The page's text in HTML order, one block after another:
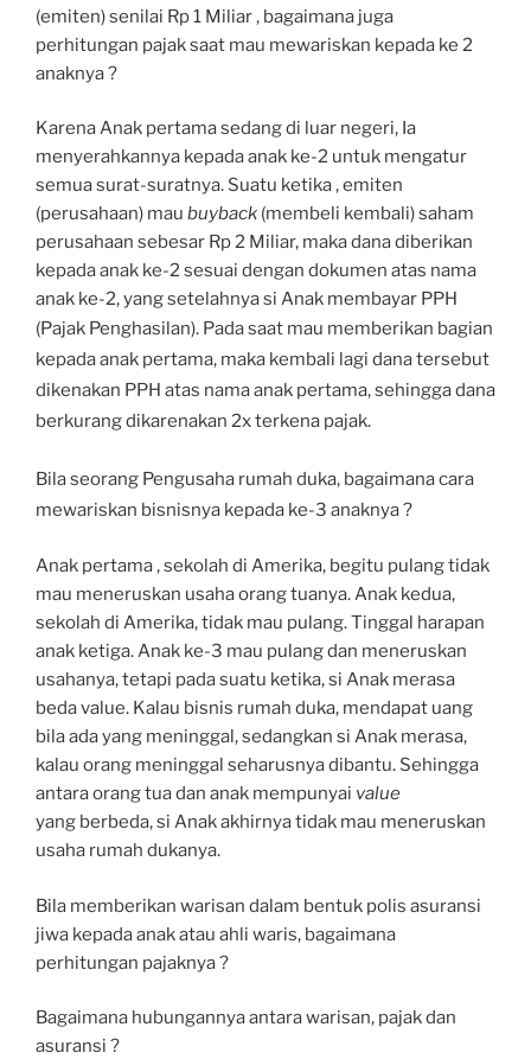
(emiten) senilai Rp 1 Miliar , bagaimana juga
perhitungan pajak saat mau mewariskan kepada ke 2
anaknya ?
Karena Anak pertama sedang di luar negeri, Ia
menyerahkannya kepada anak ke-2 untuk mengatur
semua surat-suratnya. Suatu ketika , emiten
(perusahaan) mau buyback (membeli kembali) saham
perusahaan sebesar Rp 2 Miliar, maka dana diberikan
kepada anak ke-2 sesuai dengan dokumen atas nama
anak ke-2, yang setelahnya si Anak membayar PPH
(Pajak Penghasilan). Pada saat mau memberikan bagian
kepada anak pertama, maka kembali lagi dana tersebut
dikenakan PPH atas nama anak pertama, sehingga dana
berkurang dikarenakan 2x terkena pajak.
Bila seorang Pengusaha rumah duka, bagaimana cara
mewariskan bisnisnya kepada ke-3 anaknya ?
Anak pertama , sekolah di Amerika, begitu pulang tidak
mau meneruskan usaha orang tuanya. Anak kedua,
sekolah di Amerika, tidak mau pulang. Tinggal harapan
anak ketiga. Anak ke-3 mau pulang dan meneruskan
usahanya, tetapi pada suatu ketika, si Anak merasa
beda value. Kalau bisnis rumah duka, mendapat uang
bila ada yang meninggal, sedangkan si Anak merasa,
kalau orang meninggal seharusnya dibantu. Sehingga
antara orang tua dan anak mempunyai value
yang berbeda, si Anak akhirnya tidak mau meneruskan
usaha rumah dukanya.
Bila memberikan warisan dalam bentuk polis asuransi
jiwa kepada anak atau ahli waris, bagaimana
perhitungan pajaknya ?
Bagaimana hubungannya antara warisan, pajak dan
asuransi ?